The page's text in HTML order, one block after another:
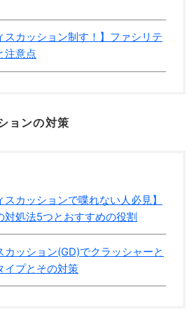
スカッション制す！】ファシリテ
注意点
ョンの対策
スカッションで喋れない人必見】
対処法5つとおすすめの役割
カッション(GD)でクラッシャーと
イプとその対策